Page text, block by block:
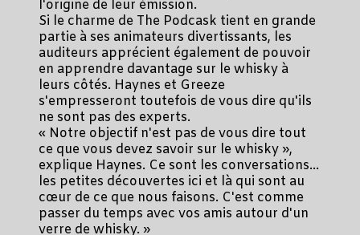
l'origine de leur émission.
Si le charme de The Podcask tient en grande
partie à ses animateurs divertissants, les
auditeurs apprécient également de pouvoir
en apprendre davantage sur le whisky à
leurs côtés. Haynes et Greeze
s'empresseront toutefois de vous dire qu'ils
ne sont pas des experts.
« Notre objectif n'est pas de vous dire tout
ce que vous devez savoir sur le whisky »,
explique Haynes. Ce sont les conversations...
les petites découvertes ici et là qui sont au
cœur de ce que nous faisons. C'est comme
passer du temps avec vos amis autour d'un
verre de whisky. »